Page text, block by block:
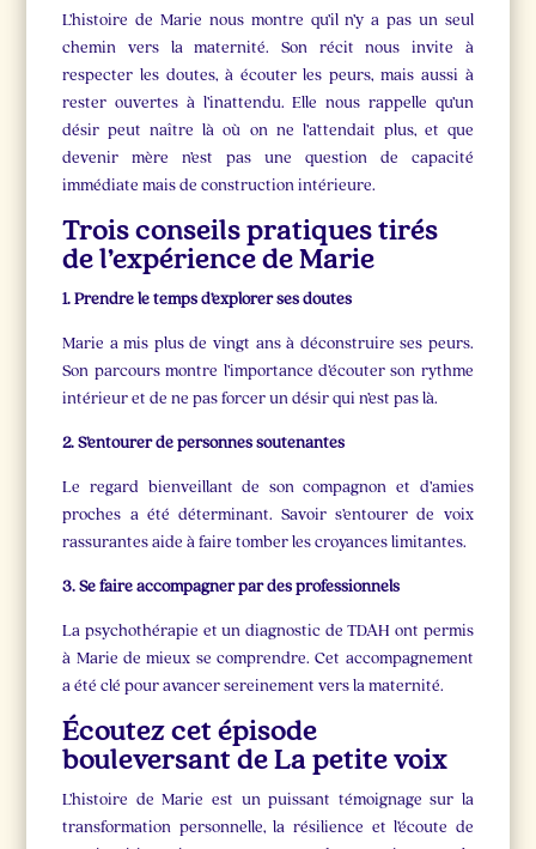
L’histoire de Marie nous montre qu’il n’y a pas un seul
chemin vers la maternité. Son récit nous invite à
respecter les doutes, à écouter les peurs, mais aussi à
rester ouvertes à l’inattendu. Elle nous rappelle qu’un
désir peut naître là où on ne l’attendait plus, et que
devenir mère n’est pas une question de capacité
immédiate mais de construction intérieure.
Trois conseils pratiques tirés
de l’expérience de Marie
1. Prendre le temps d’explorer ses doutes
Marie a mis plus de vingt ans à déconstruire ses peurs.
Son parcours montre l’importance d’écouter son rythme
intérieur et de ne pas forcer un désir qui n’est pas là.
2. S’entourer de personnes soutenantes
Le regard bienveillant de son compagnon et d’amies
proches a été déterminant. Savoir s’entourer de voix
rassurantes aide à faire tomber les croyances limitantes.
3. Se faire accompagner par des professionnels
La psychothérapie et un diagnostic de TDAH ont permis
à Marie de mieux se comprendre. Cet accompagnement
a été clé pour avancer sereinement vers la maternité.
Écoutez cet épisode
bouleversant de La petite voix
L’histoire de Marie est un puissant témoignage sur la
transformation personnelle, la résilience et l’écoute de